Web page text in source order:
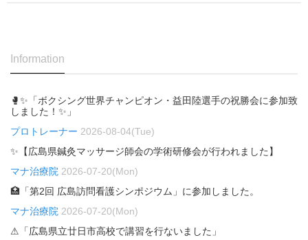
Information
🥊✨「ボクシング世界チャンピオン・益田陸選手の祝勝会に参加致
しました！✨」
プロトレーナー 2026-08-04(Tue)
✨【広島県鍼灸マッサージ師会の学術研修会が行われました】
マナ治療院 2026-07-20(Mon)
🏥「第2回 広島訪問看護シンポジウム」に参加しました。
マナ治療院 2026-07-20(Mon)
⚠「広島県立廿日市高校で講習を行ないました」